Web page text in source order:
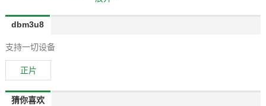
dbm3u8
支持一切设备
正片
猜你喜欢